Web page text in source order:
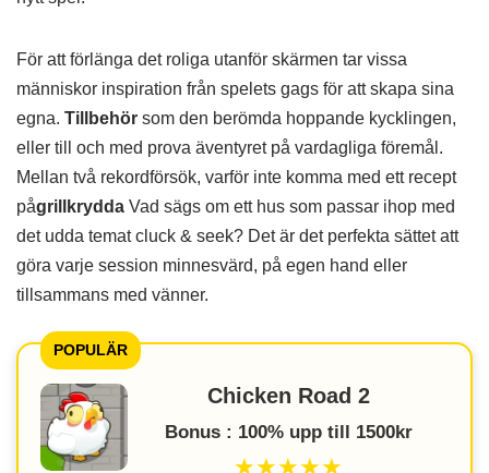
För att förlänga det roliga utanför skärmen tar vissa
människor inspiration från spelets gags för att skapa sina
egna. Tillbehör som den berömda hoppande kycklingen,
eller till och med prova äventyret på vardagliga föremål.
Mellan två rekordförsök, varför inte komma med ett recept
pågrillkrydda Vad sägs om ett hus som passar ihop med
det udda temat cluck & seek? Det är det perfekta sättet att
göra varje session minnesvärd, på egen hand eller
tillsammans med vänner.
POPULÄR
Chicken Road 2
Bonus : 100% upp till 1500kr
★★★★★